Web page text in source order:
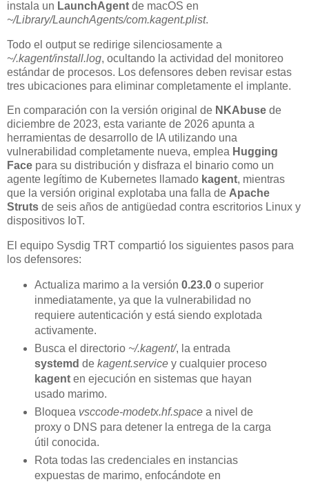
instala un LaunchAgent de macOS en
~/Library/LaunchAgents/com.kagent.plist.
Todo el output se redirige silenciosamente a
~/.kagent/install.log, ocultando la actividad del monitoreo
estándar de procesos. Los defensores deben revisar estas
tres ubicaciones para eliminar completamente el implante.
En comparación con la versión original de NKAbuse de
diciembre de 2023, esta variante de 2026 apunta a
herramientas de desarrollo de IA utilizando una
vulnerabilidad completamente nueva, emplea Hugging
Face para su distribución y disfraza el binario como un
agente legítimo de Kubernetes llamado kagent, mientras
que la versión original explotaba una falla de Apache
Struts de seis años de antigüedad contra escritorios Linux y
dispositivos IoT.
El equipo Sysdig TRT compartió los siguientes pasos para
los defensores:
Actualiza marimo a la versión 0.23.0o superior
inmediatamente, ya que la vulnerabilidad no
requiere autenticación y está siendo explotada
activamente.
Busca el directorio ~/.kagent/, la entrada
systemd de kagent.servicey cualquier proceso
kagenten ejecución en sistemas que hayan
usado marimo.
Bloquea vsccode-modetx.hf.spacea nivel de
proxy o DNS para detener la entrega de la carga
útil conocida.
Rota todas las credenciales en instancias
expuestas de marimo, enfocándote en